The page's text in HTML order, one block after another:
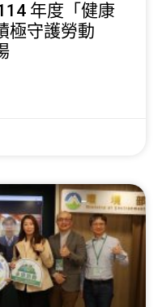
年度「健康
極守護勞動